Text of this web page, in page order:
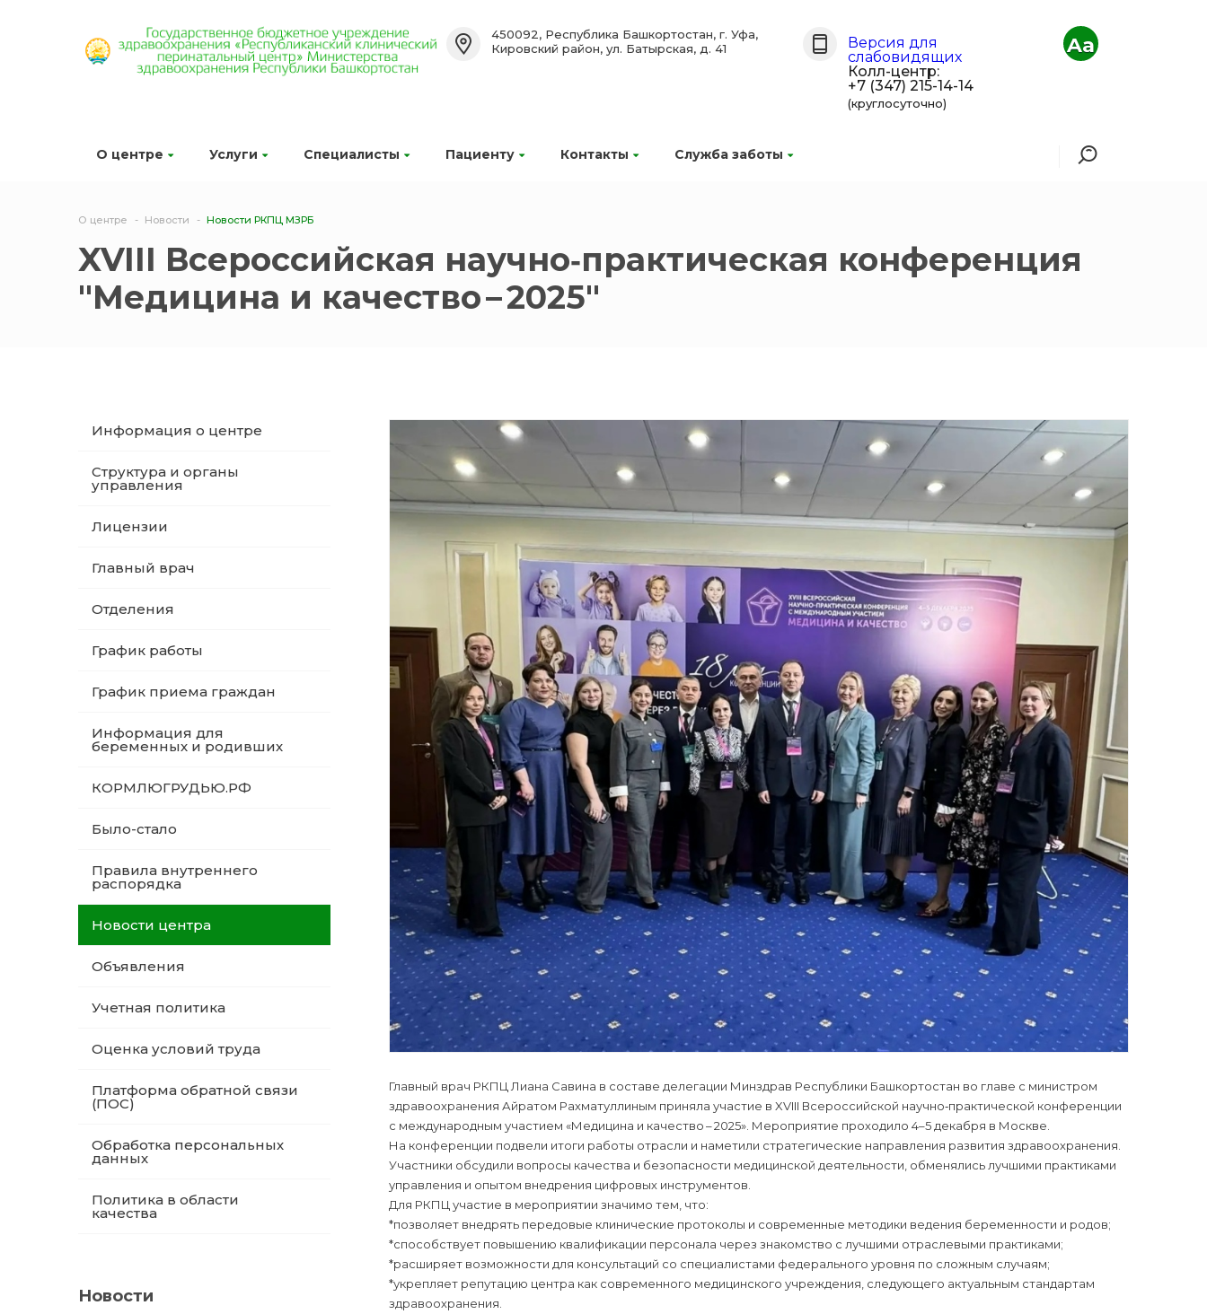
О центре Услуги Специалисты Пациенту Контакты Служба заботы
450092, Республика Башкортостан, г. Уфа,
Кировский район, ул. Батырская, д. 41
Версия для
слабовидящих
Колл-центр:
+7 (347) 215-14-14
(круглосуточно)
Aa
О центре Новости Новости РКПЦ МЗРБ
XVIII Всероссийская научно‑практическая конференция
"Медицина и качество – 2025"
Информация о центре
Структура и органы
управления
Лицензии
Главный врач
Отделения
График работы
График приема граждан
Информация для
беременных и родивших
КОРМЛЮГРУДЬЮ.РФ
Было-стало
Правила внутреннего
распорядка
Новости центра
Объявления
Учетная политика
Оценка условий труда
Платформа обратной связи
(ПОС)
Обработка персональных
данных
Политика в области
качества
Новости
‍Главный врач РКПЦ Лиана Савина в составе делегации Минздрав Республики Башкортостан во главе с министром
здравоохранения Айратом Рахматуллиным приняла участие в XVIII Всероссийской научно‑практической конференции
с международным участием «Медицина и качество – 2025». Мероприятие проходило 4–5 декабря в Москве.
На конференции подвели итоги работы отрасли и наметили стратегические направления развития здравоохранения.
Участники обсудили вопросы качества и безопасности медицинской деятельности, обменялись лучшими практиками
управления и опытом внедрения цифровых инструментов.
Для РКПЦ участие в мероприятии значимо тем, что:
*позволяет внедрять передовые клинические протоколы и современные методики ведения беременности и родов;
*способствует повышению квалификации персонала через знакомство с лучшими отраслевыми практиками;
*расширяет возможности для консультаций со специалистами федерального уровня по сложным случаям;
*укрепляет репутацию центра как современного медицинского учреждения, следующего актуальным стандартам
здравоохранения.